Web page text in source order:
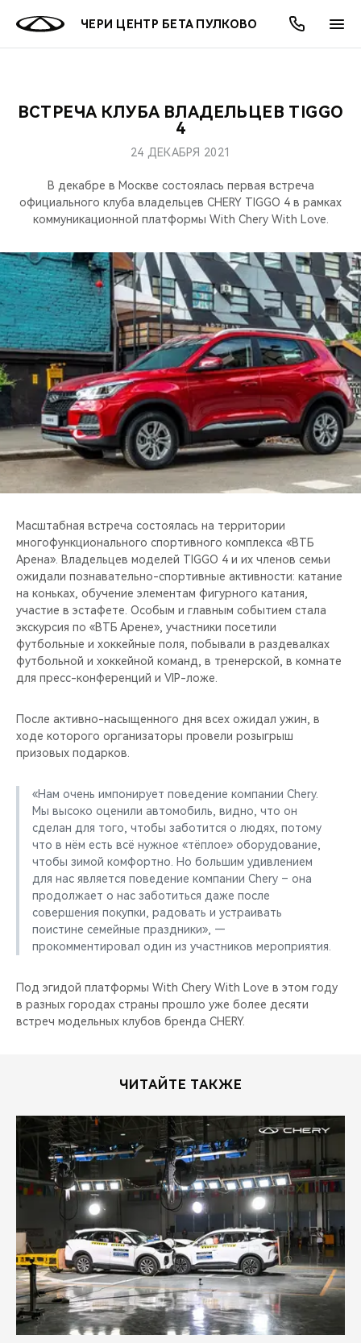
ЧЕРИ ЦЕНТР БЕТА ПУЛКОВО
МОДЕЛИ
КРОССОВЕРЫ
СЕДАНЫ
НОВИНКИ
ПОКУПАТЕЛЯМ
КРЕДИТ И СТРАХОВАНИЕ
ВЛАДЕЛЬЦАМ
ЗАПЧАСТИ И АКСЕССУАРЫ
CHERY CONNECT
МИР CHERY
О БРЕНДЕ
ЛЮДИ CHERY
БЛАГОТВОРИТЕЛЬНОСТЬ
CHERY REMOTE
CHERY И СПОРТ
НАШИ МЕРОПРИЯТИЯ
ВИДЕООБЗОРЫ
CHERY ДЛЯ ДЕТЕЙ
АКЦИИ
ОНЛАЙН СЕРВИСЫ
КРЕДИТ
О КОМПАНИИ
МЫ В СОЦСЕТЯХ
ВСТРЕЧА КЛУБА ВЛАДЕЛЬЦЕВ TIGGO
4
24 ДЕКАБРЯ 2021
В декабре в Москве состоялась первая встреча
официального клуба владельцев CHERY TIGGO 4 в рамках
коммуникационной платформы With Chery With Love.
Масштабная встреча состоялась на территории
многофункционального спортивного комплекса «ВТБ
Арена». Владельцев моделей TIGGO 4 и их членов семьи
ожидали познавательно-спортивные активности: катание
на коньках, обучение элементам фигурного катания,
участие в эстафете. Особым и главным событием стала
экскурсия по «ВТБ Арене», участники посетили
футбольные и хоккейные поля, побывали в раздевалках
футбольной и хоккейной команд, в тренерской, в комнате
для пресс-конференций и VIP-ложе.
После активно-насыщенного дня всех ожидал ужин, в
ходе которого организаторы провели розыгрыш
призовых подарков.
«Нам очень импонирует поведение компании Chery.
Мы высоко оценили автомобиль, видно, что он
сделан для того, чтобы заботится о людях, потому
что в нём есть всё нужное «тёплое» оборудование,
чтобы зимой комфортно. Но большим удивлением
для нас является поведение компании Chery – она
продолжает о нас заботиться даже после
совершения покупки, радовать и устраивать
поистине семейные праздники», —
прокомментировал один из участников мероприятия.
Под эгидой платформы With Chery With Love в этом году
в разных городах страны прошло уже более десяти
встреч модельных клубов бренда CHERY.
ЧИТАЙТЕ ТАКЖЕ